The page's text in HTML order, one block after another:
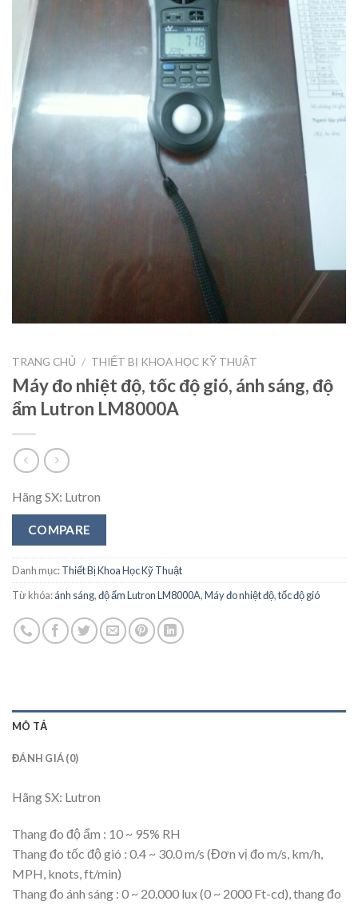
TRANG CHỦ / THIẾT BỊ KHOA HỌC KỸ THUẬT
Máy đo nhiệt độ, tốc độ gió, ánh sáng, độ
ẩm Lutron LM8000A
Hãng SX: Lutron
COMPARE
Danh mục:Thiết Bị Khoa Học Kỹ Thuật
Từ khóa:ánh sáng,độ ẩm Lutron LM8000A,Máy đo nhiệt độ,tốc độ gió
MÔ TẢ
ĐÁNH GIÁ (0)
Hãng SX: Lutron
Thang đo độ ẩm : 10 ~ 95% RH
Thang đo tốc độ gió : 0.4 ~ 30.0 m/s (Đơn vị đo m/s, km/h,
MPH, knots, ft/min)
Thang đo ánh sáng : 0 ~ 20.000 lux (0 ~ 2000 Ft-cd), thang đo